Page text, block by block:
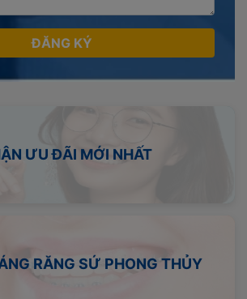
ĐĂNG KÝ
ƯU ĐÃI MỚI NHẤT
RĂNG SỨ PHONG THỦY